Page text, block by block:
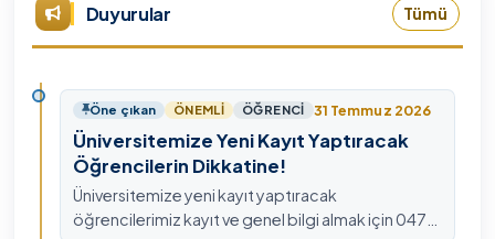
Duyurular Tümü
Öne çıkan ÖNEMLI ÖĞRENCI 31 Temmuz 2026
Üniversitemize Yeni Kayıt Yaptıracak
Öğrencilerin Dikkatine!
Üniversitemize yeni kayıt yaptıracak
öğrencilerimiz kayıt ve genel bilgi almak için 0478